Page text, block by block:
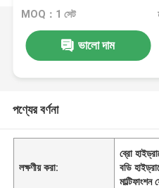
MOQ：1 সেট
ভালো দাম
পণ্যের বর্ণনা
লক্ষণীয় করা:
ব্রো
বডি
মাল্টিফাংশন